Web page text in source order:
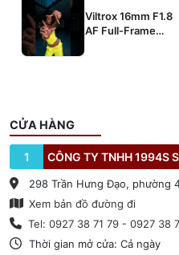
Viltrox 16mm F1.8
AF Full-Frame
CỬA HÀNG
1 CÔNG TY TNHH 1994S
298 Trần Hưng Đạo, phường
Xem bản đồ đường đi
Tel: 0927 38 71 79 - 0927 38
Thời gian mở cửa: Cả ngày